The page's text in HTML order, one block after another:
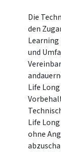
Die
den
und
Life
Life
ohne